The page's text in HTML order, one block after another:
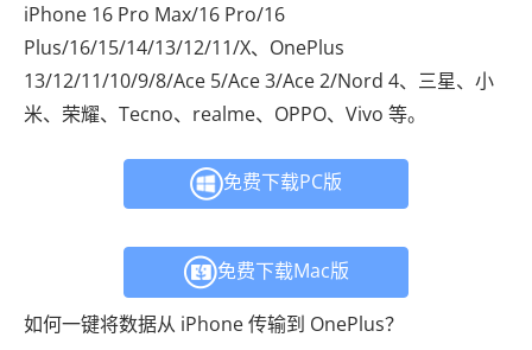
iPhone 16 Pro Max/16 Pro/16
Plus/16/15/14/13/12/11/X、OnePlus
13/12/11/10/9/8/Ace 5/Ace 3/Ace 2/Nord 4、三星、小
米、荣耀、Tecno、realme、OPPO、Vivo 等。
免费下载PC版
免费下载Mac版
如何一键将数据从 iPhone 传输到 OnePlus？